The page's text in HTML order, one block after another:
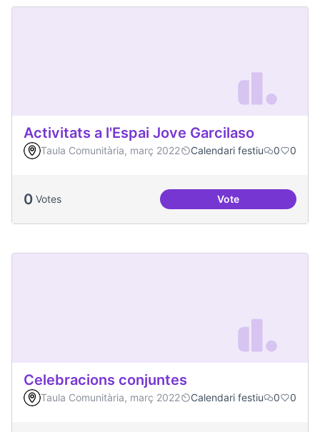
Activitats a l'Espai Jove Garcilaso
Taula Comunitària, març 2022 Calendari festiu 0 0
0 Votes VoteActivitats a l'Espai
Celebracions conjuntes
Taula Comunitària, març 2022 Calendari festiu 0 0